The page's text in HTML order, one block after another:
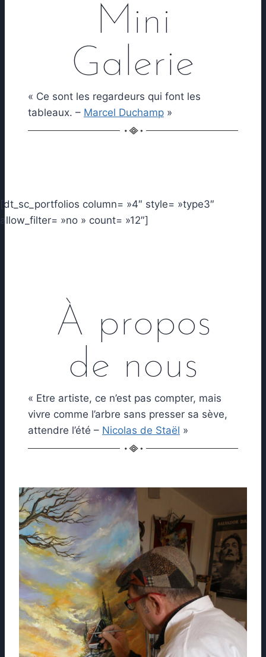
Mini
Galerie
« Ce sont les regardeurs qui font les
tableaux. – Marcel Duchamp »
[dt_sc_portfolios column= »4″ style= »type3″
allow_filter= »no » count= »12″]
À propos
de nous
« Etre artiste, ce n’est pas compter, mais
vivre comme l’arbre sans presser sa sève,
attendre l’été – Nicolas de Staël »